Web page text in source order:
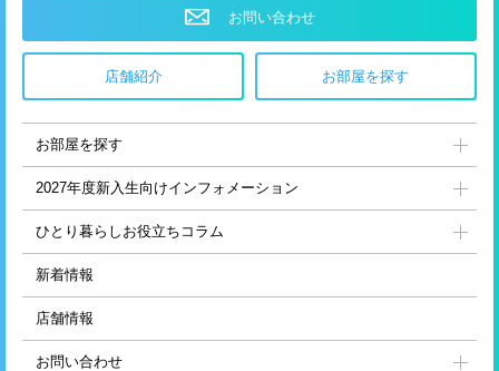
お問い合わせ
店舗紹介 お部屋を探す
お部屋を探す
2027年度新入生向けインフォメーション
ひとり暮らし お役立ちコラム
新着情報
店舗情報
お問い合わせ